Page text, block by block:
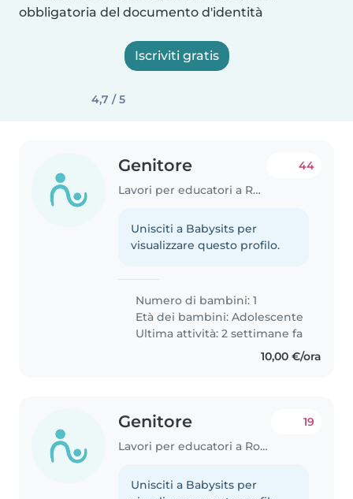
obbligatoria del documento d'identità
Iscriviti gratis
4,7 / 5
Genitore
Lavori per educatori a Roma
44
Unisciti a Babysits per
visualizzare questo profilo.
Numero di bambini: 1
Età dei bambini:Adolescente
Ultima attività: 2 settimane fa
10,00 €/ora
Genitore
Lavori per educatori a Roma
19
Unisciti a Babysits per